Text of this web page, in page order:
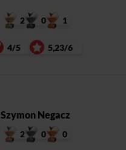
2 0 1
4/5 5,23/6
Szymon Negacz
2 0 0